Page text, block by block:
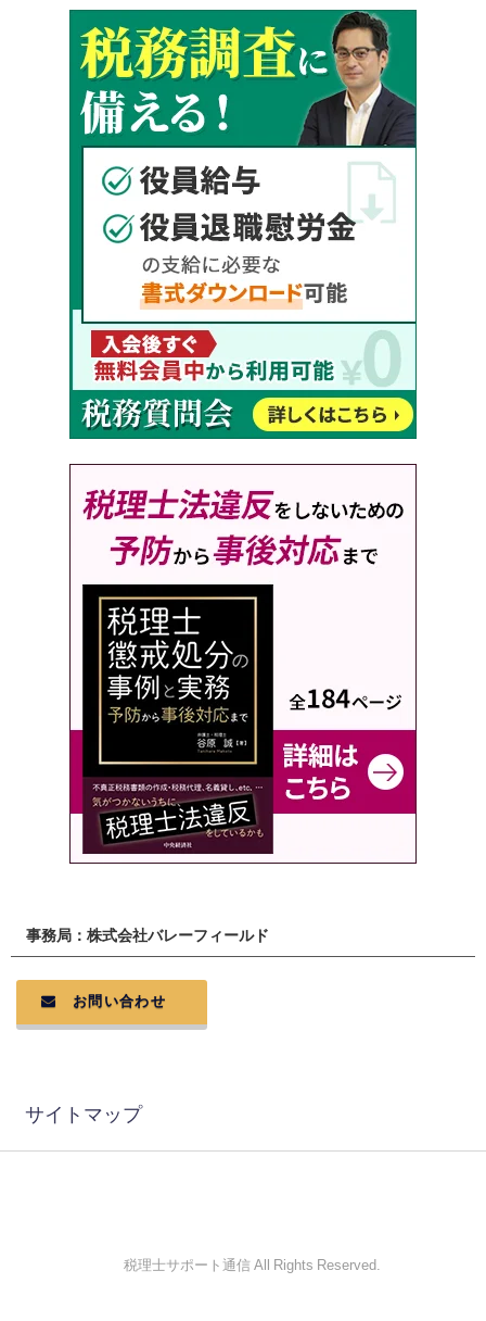
事務局：株式会社バレーフィールド
お問い合わせ
サイトマップ
© 税理士サポート通信 All Rights Reserved.